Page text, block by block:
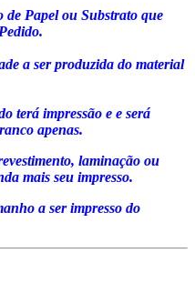
de Papel ou Substrato que
a ser produzida do material
terá impressão e e será
apenas.
laminação ou
mais seu impresso.
a ser impresso do